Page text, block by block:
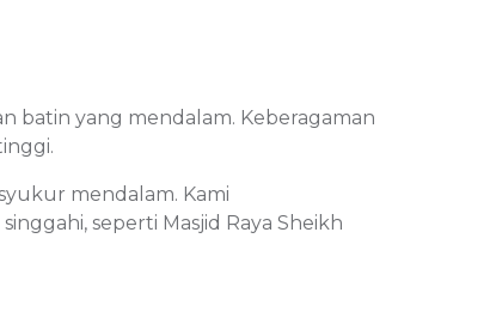
batin yang mendalam. Keberagaman
mendalam. Kami
seperti Masjid Raya Sheikh